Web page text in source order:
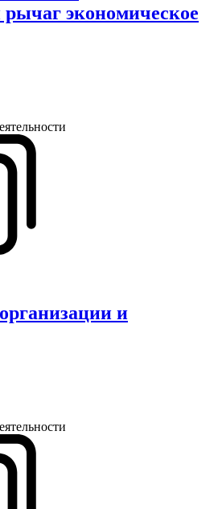
экономическое
и